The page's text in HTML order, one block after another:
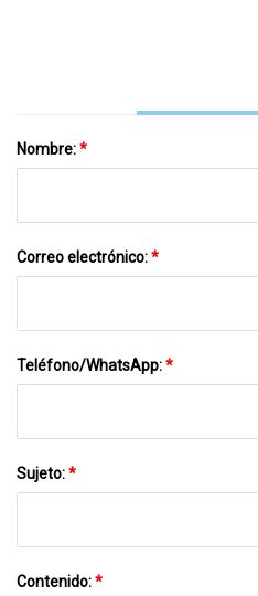
Nombre:*
Correo electrónico:*
Teléfono/WhatsApp:*
Sujeto:*
Contenido:*